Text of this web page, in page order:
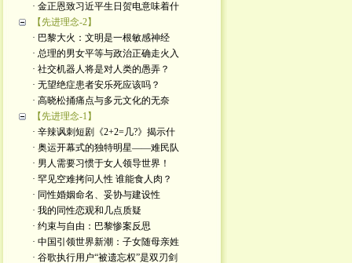
· 金正恩致习近平生日贺电意味着什
【先进理念-2】
· 巴黎大火：文明是一根敏感神经
· 总理的男女平等与政治正确走火入
· 社交机器人将是对人类的愚弄？
· 无望绝症患者安乐死应该吗？
· 高晓松捅痛点与多元文化的无奈
【先进理念-1】
· 辛辣讽刺短剧《2+2=几?》揭示什
· 奥运开幕式的独特明星——难民队
· 男人需要习惯于女人领导世界！
· 罕见空难拷问人性 谁能食人肉？
· 同性婚姻命名、妥协与建设性
· 我的同性恋观和几点质疑
· 约束与自由：巴黎惨案反思
· 中国引领世界新潮：子女随母亲姓
· 谷歌执行用户“被遗忘权”是双刃剑